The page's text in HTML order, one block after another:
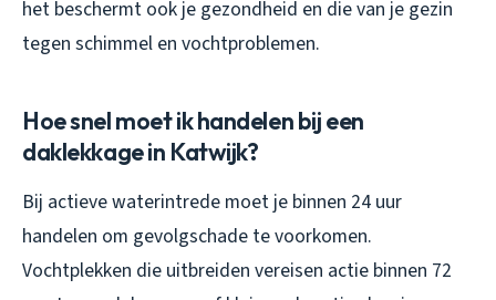
het beschermt ook je gezondheid en die van je gezin
tegen schimmel en vochtproblemen.
Hoe snel moet ik handelen bij een
daklekkage in Katwijk?
Bij actieve waterintrede moet je binnen 24 uur
handelen om gevolgschade te voorkomen.
Vochtplekken die uitbreiden vereisen actie binnen 72